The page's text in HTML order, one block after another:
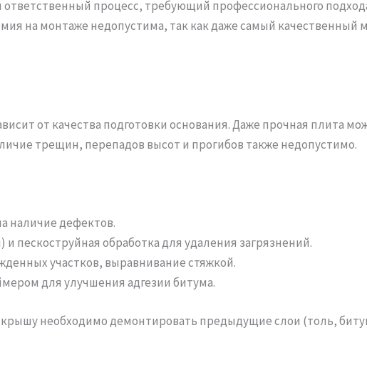
ответственный процесс, требующий профессионального
на монтаже недопустима, так как даже самый
от качества подготовки основания. Даже прочная плита
трещин, перепадов высот и прогибов также недопустимо.
наличие дефектов.
пескоструйная обработка для удаления загрязнений.
участков, выравнивание стяжкой.
для улучшения адгезии битума.
необходимо демонтировать предыдущие слои (толь,